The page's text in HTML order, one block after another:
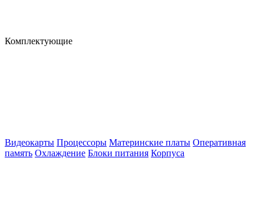
Комплектующие
Видеокарты Процессоры Материнские платы Оперативная
память Охлаждение Блоки питания Корпуса